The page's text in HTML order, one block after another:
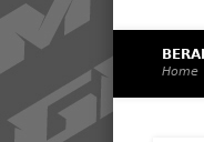
Home